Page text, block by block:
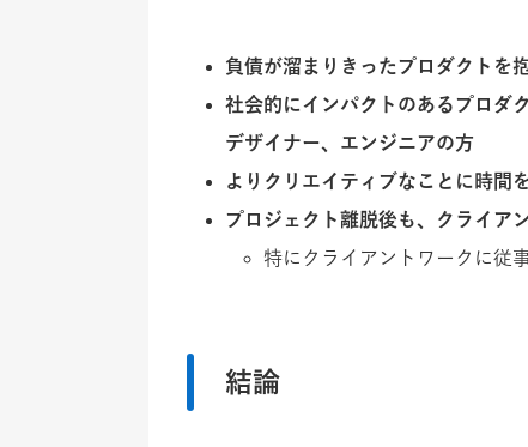
負債が溜まりきったプロダクトを
社会的にインパクトのあるプロダ
デザイナー、エンジニアの方
よりクリエイティブなことに時間
プロジェクト離脱後も、クライア
特にクライアントワークに従
結論